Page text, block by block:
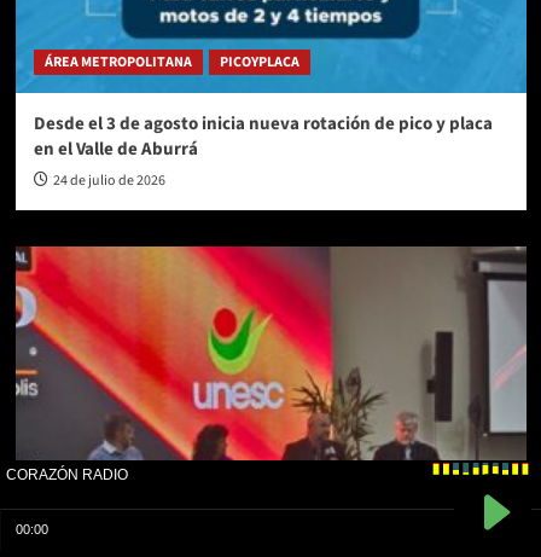
ÁREA METROPOLITANA PICOYPLACA
Desde el 3 de agosto inicia nueva rotación de pico y placa
en el Valle de Aburrá
24 de julio de 2026